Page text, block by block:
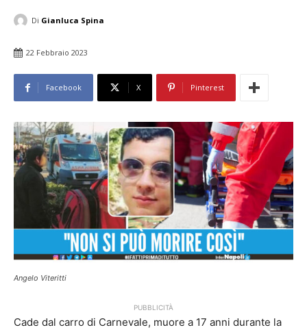
Di Gianluca Spina
22 Febbraio 2023
Facebook X Pinterest
Angelo Viteritti
PUBBLICITÀ
Cade dal carro di Carnevale, muore a 17 anni durante la